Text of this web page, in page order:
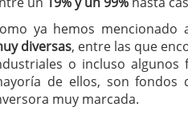
ya hemos
diversas, entre las que
o incluso algunos
de ellos, son
muy marcada.